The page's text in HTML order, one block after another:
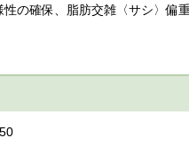
の確保、脂肪交雑〈サシ〉偏